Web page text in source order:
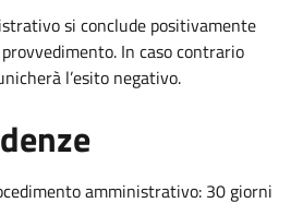
si conclude positivamente
In caso contrario
l’esito negativo.
amministrativo: 30 giorni